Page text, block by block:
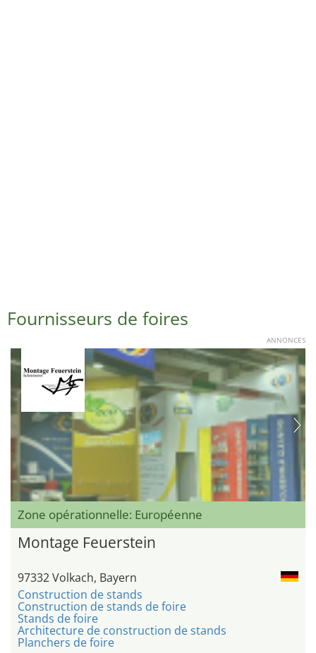
Fournisseurs de foires
ANNONCES
Zone opérationnelle: Européenne
Montage Feuerstein
97332 Volkach, Bayern
Construction de stands
Construction de stands de foire
Stands de foire
Architecture de construction de stands
Planchers de foire